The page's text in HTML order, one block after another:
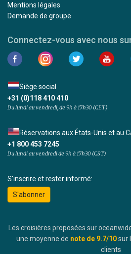
Mentions légales
Demande de groupe
Connectez-vous avec nous
Siège social
+31 (0)118 410 410
Du lundi au vendredi, de 9h à 17h30 (CET)
Réservations aux États-Unis et au
+1 800 453 7245
Du lundi au vendredi de 9h à 17h30 (CST)
S'inscrire et rester informé:
S'abonner
Les croisières proposées sur
une moyenne de note de 9.7/10sur
clients